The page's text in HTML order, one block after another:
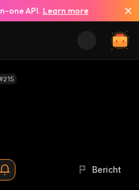
one API. Learn more
Bericht